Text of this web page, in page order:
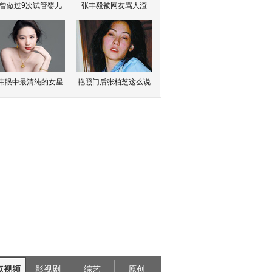
做过9次试管婴儿 张丰毅被网友骂人渣
眼中最清纯的女星 艳照门后张柏芝这么说
视频 影视剧 综艺 原创